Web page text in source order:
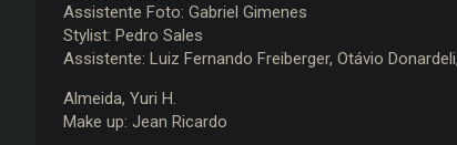
Assistente Foto: Gabriel Gimenes
Stylist: Pedro Sales
Assistente: Luiz Fernando Freiberger, Otávio
Almeida, Yuri H.
Make up: Jean Ricardo​